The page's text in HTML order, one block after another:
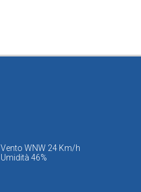
Vento WNW 24 Km/h
Umidità 46%